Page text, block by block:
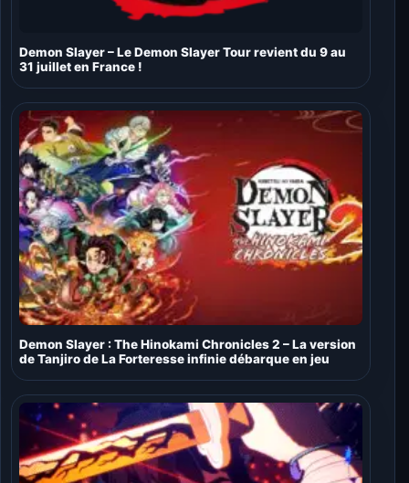
Demon Slayer – Le Demon Slayer Tour revient du 9 au
31 juillet en France !
Demon Slayer : The Hinokami Chronicles 2 – La version
de Tanjiro de La Forteresse infinie débarque en jeu